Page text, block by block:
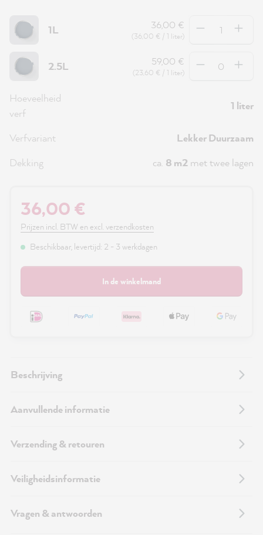
1L 36,00 €
(36,00 € / 1 liter)
Hoeveelheid
2.5L 59,00 €
(23,60 € / 1 liter)
Hoeveelheid
Hoeveelheid
verf
1 liter
Verfvariant
Lekker Duurzaam
Dekking
ca. 8 m2 met twee lagen
36,00 €
Prijzen incl. BTW en excl. verzendkosten
Beschikbaar, levertijd: 2 - 3 werkdagen
In de winkelmand
Beschrijving
Aanvullende informatie
Verzending & retouren
Veiligheidsinformatie
Vragen & antwoorden